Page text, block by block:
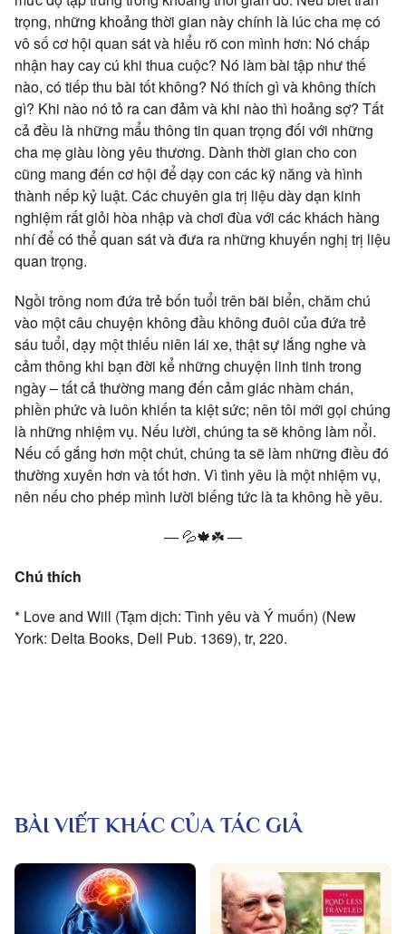
trọng, những khoảng thời gian này chính là lúc cha mẹ có
vô số cơ hội quan sát và hiểu rõ con mình hơn: Nó chấp
nhận hay cay cú khi thua cuộc? Nó làm bài tập như thế
nào, có tiếp thu bài tốt không? Nó thích gì và không thích
gì? Khi nào nó tỏ ra can đảm và khi nào thì hoảng sợ? Tất
cả đều là những mẩu thông tin quan trọng đối với những
cha mẹ giàu lòng yêu thương. Dành thời gian cho con
cũng mang đến cơ hội để dạy con các kỹ năng và hình
thành nếp kỷ luật. Các chuyên gia trị liệu dày dạn kinh
nghiệm rất giỏi hòa nhập và chơi đùa với các khách hàng
nhí để có thể quan sát và đưa ra những khuyến nghị trị liệu
quan trọng.
Ngồi trông nom đứa trẻ bốn tuổi trên bãi biển, chăm chú
vào một câu chuyện không đầu không đuôi của đứa trẻ
sáu tuổi, dạy một thiếu niên lái xe, thật sự lắng nghe và
cảm thông khi bạn đời kể những chuyện linh tinh trong
ngày – tất cả thường mang đến cảm giác nhàm chán,
phiền phức và luôn khiến ta kiệt sức; nên tôi mới gọi chúng
là những nhiệm vụ. Nếu lười, chúng ta sẽ không làm nổi.
Nếu cố gắng hơn một chút, chúng ta sẽ làm những điều đó
thường xuyên hơn và tốt hơn. Vì tình yêu là một nhiệm vụ,
nên nếu cho phép mình lười biếng tức là ta không hề yêu.
— 💦🍁☘️—
Chú thích
* Love and Will (Tạm dịch: Tình yêu và Ý muốn) (New
York: Delta Books, Dell Pub. 1369), tr, 220.
BÀI VIẾT KHÁC CỦA TÁC GIẢ